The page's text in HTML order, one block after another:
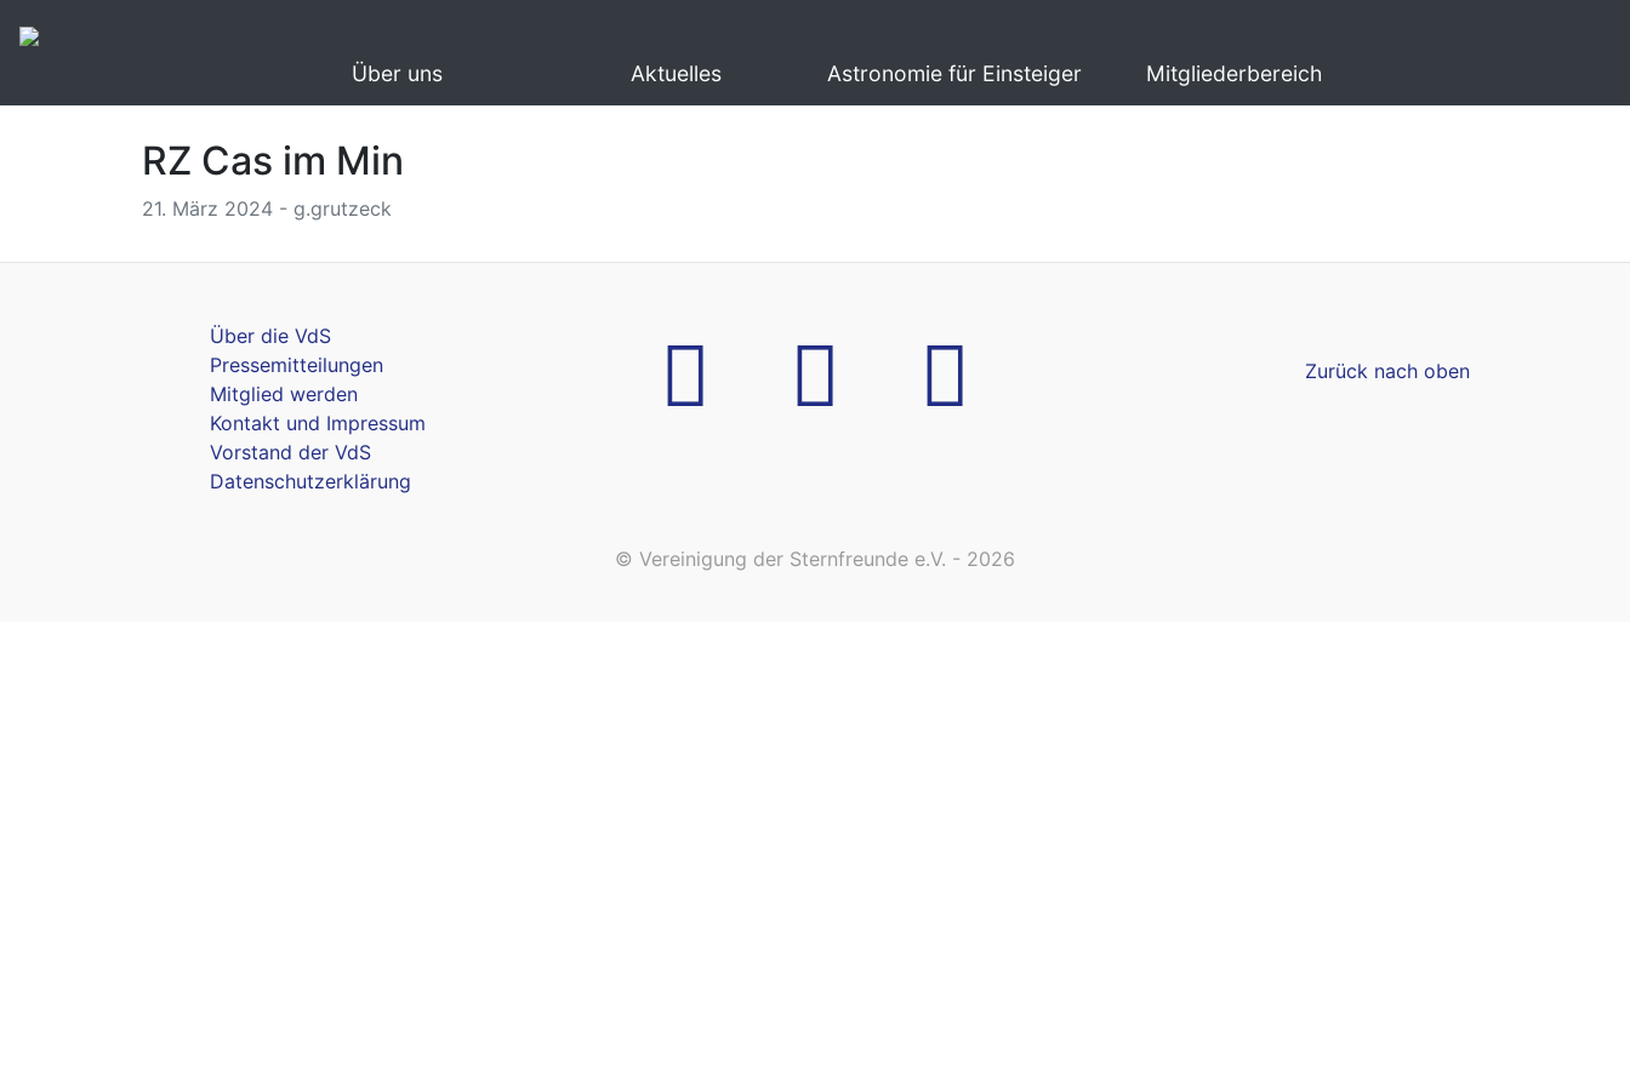
Über uns Aktuelles Astronomie für Einsteiger Mitgliederbereich
RZ Cas im Min
21. März 2024 - g.grutzeck
Über die VdS
Pressemitteilungen
Mitglied werden
Kontakt und Impressum
Vorstand der VdS
Datenschutzerklärung
Zurück nach oben
© Vereinigung der Sternfreunde e.V. - 2026